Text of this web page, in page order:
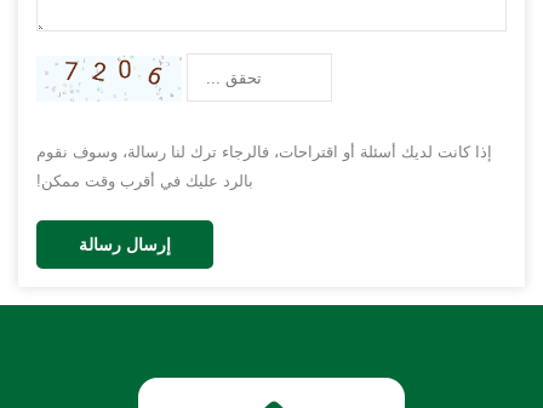
إذا كانت لديك أسئلة أو اقتراحات، فالرجاء ترك لنا رسالة، وسوف نقوم
بالرد عليك في أقرب وقت ممكن!
إرسال رسالة